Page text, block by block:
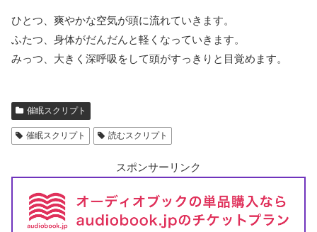
ひとつ、爽やかな空気が頭に流れていきます。
ふたつ、身体がだんだんと軽くなっていきます。
みっつ、大きく深呼吸をして頭がすっきりと目覚めます。
催眠スクリプト
催眠スクリプト 読むスクリプト
スポンサーリンク